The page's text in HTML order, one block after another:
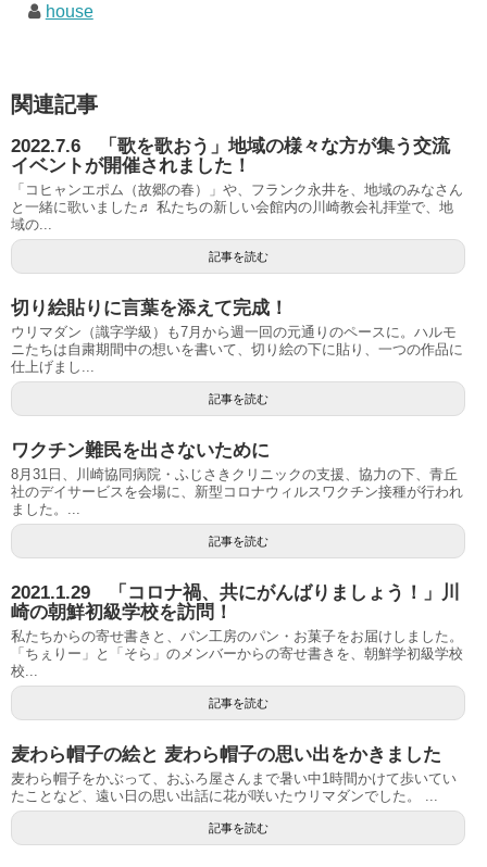
house
関連記事
2022.7.6 「歌を歌おう」地域の様々な方が集う交流
イベントが開催されました！
「コヒャンエポム（故郷の春）」や、フランク永井を、地域のみなさん
と一緒に歌いました♬ 私たちの新しい会館内の川崎教会礼拝堂で、地
域の...
記事を読む
切り絵貼りに言葉を添えて完成！
ウリマダン（識字学級）も7月から週一回の元通りのペースに。ハルモ
ニたちは自粛期間中の想いを書いて、切り絵の下に貼り、一つの作品に
仕上げまし...
記事を読む
ワクチン難民を出さないために
8月31日、川崎協同病院・ふじさきクリニックの支援、協力の下、青丘
社のデイサービスを会場に、新型コロナウィルスワクチン接種が行われ
ました。...
記事を読む
2021.1.29 「コロナ禍、共にがんばりましょう！」川
崎の朝鮮初級学校を訪問！
私たちからの寄せ書きと、パン工房のパン・お菓子をお届けしました。
「ちぇりー」と「そら」のメンバーからの寄せ書きを、朝鮮学初級学校
校...
記事を読む
麦わら帽子の絵と 麦わら帽子の思い出をかきました
麦わら帽子をかぶって、おふろ屋さんまで暑い中1時間かけて歩いてい
たことなど、遠い日の思い出話に花が咲いたウリマダンでした。 ...
記事を読む